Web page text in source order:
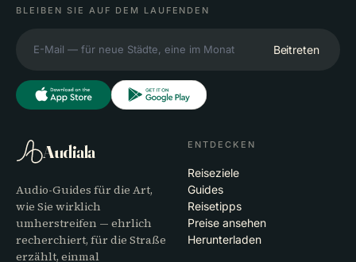
BLEIBEN SIE AUF DEM LAUFENDEN
Beitreten
Audiala
Audio-Guides für die Art,
wie Sie wirklich
umherstreifen — ehrlich
recherchiert, für die Straße
erzählt, einmal
ENTDECKEN
Reiseziele
Guides
Reisetipps
Preise ansehen
Herunterladen